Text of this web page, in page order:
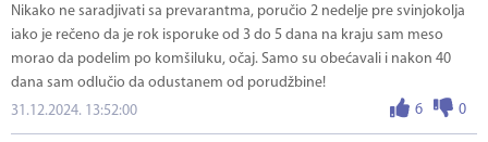
Nikako ne saradjivati sa prevarantma, poručio 2 nedelje pre svinjokolja
iako je rečeno da je rok isporuke od 3 do 5 dana na kraju sam meso
morao da podelim po komšiluku, očaj. Samo su obećavali i nakon 40
dana sam odlučio da odustanem od porudžbine!
6
0
31.12.2024. 13:52:00